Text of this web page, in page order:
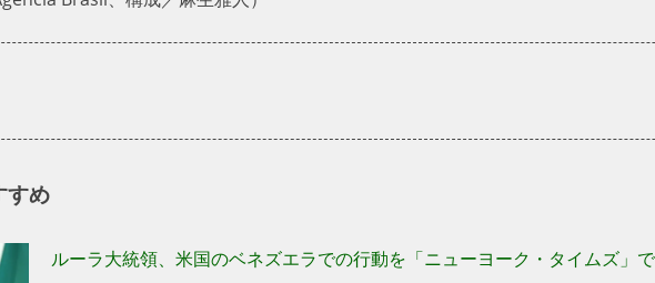
すめ
ルーラ大統領、米国のベネズエラでの行動を「ニューヨーク・タイムズ」